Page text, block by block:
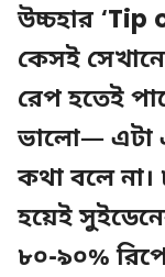
উচ্চহার
কেসই সেখানে
রেপ হতেই
ভালো— এটা
কথা বলে না।
হয়েই
৮০-৯০%